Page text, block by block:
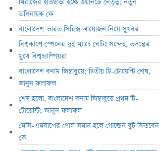
মিরাজের হাতছাড়া হচ্ছে ওয়ানডে নেতৃত্ব; নতুন
অধিনায়ক কে
বাংলাদেশ-ভারত সিরিজ আয়োজন নিয়ে সুখবর
বিশ্বকাপে স্পেনের দুই ম্যাচে বেটিং সন্দেহ, তদন্তের
মুখে বিশ্বচ্যাম্পিয়রা
বাংলাদেশ বনাম জিম্বাবুয়ে; দ্বিতীয় টি-টোয়েন্টি শেষ,
জানুন ফলাফল
শেষ হলো, বাংলাদেশ বনাম জিম্বাবুয়ে প্রথম টি-
টোয়েন্টি; জানুন ফলাফল
মেসি-এমবাপের গোল সমান হলে গোল্ডেন বুট জিতবেন
কে